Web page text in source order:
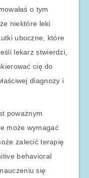
o tym
niektóre leki
uboczne, które
lekarz stwierdzi,
cię do
diagnozy i
poważnym
może wymagać
zalecić terapię
behavioral
się